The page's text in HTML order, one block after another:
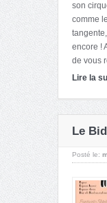
son
comme
encore !
de vous
Lire la
Le
Posté le: